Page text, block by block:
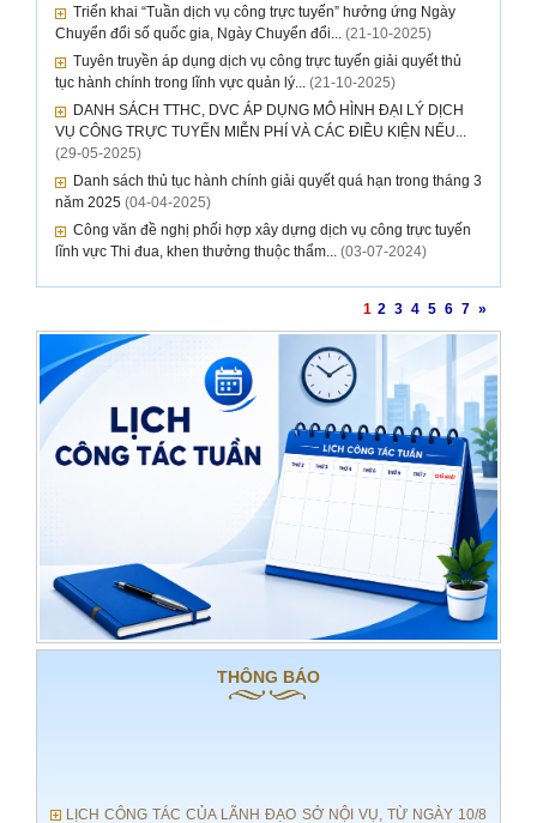
Triển khai “Tuần dịch vụ công trực tuyến” hưởng ứng Ngày
Chuyển đổi số quốc gia, Ngày Chuyển đổi... (21-10-2025)
Tuyên truyền áp dụng dịch vụ công trực tuyến giải quyết thủ
tục hành chính trong lĩnh vực quản lý... (21-10-2025)
DANH SÁCH TTHC, DVC ÁP DỤNG MÔ HÌNH ĐẠI LÝ DỊCH
VỤ CÔNG TRỰC TUYẾN MIỄN PHÍ VÀ CÁC ĐIỀU KIỆN NẾU...
(29-05-2025)
Danh sách thủ tục hành chính giải quyết quá hạn trong tháng 3
năm 2025 (04-04-2025)
Công văn đề nghị phối hợp xây dựng dịch vụ công trực tuyến
lĩnh vực Thi đua, khen thưởng thuộc thẩm... (03-07-2024)
1 2 3 4 5 6 7 »
THÔNG BÁO
LỊCH CÔNG TÁC CỦA LÃNH ĐẠO SỞ NỘI VỤ, TỪ NGÀY 10/8